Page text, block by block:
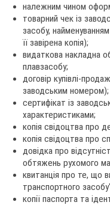
належним чином
товарний чек із
засобу,
її завірена копія);
видаткова накладна
плавзасобу;
договір купівлі-
заводським номером);
сертифікат із
характеристиками;
копія свідоцтва про
копія свідоцтва про
довідка про
обтяжень рухомого
квитанція про те, що
транспортного
копії паспорта та